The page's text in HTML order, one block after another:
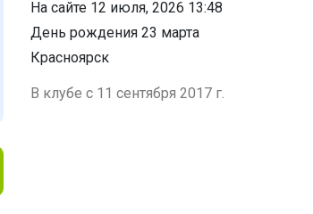
На сайте 12 июля, 2026 13:48
День рождения 23 марта
Красноярск
В клубе с 11 сентября 2017 г.